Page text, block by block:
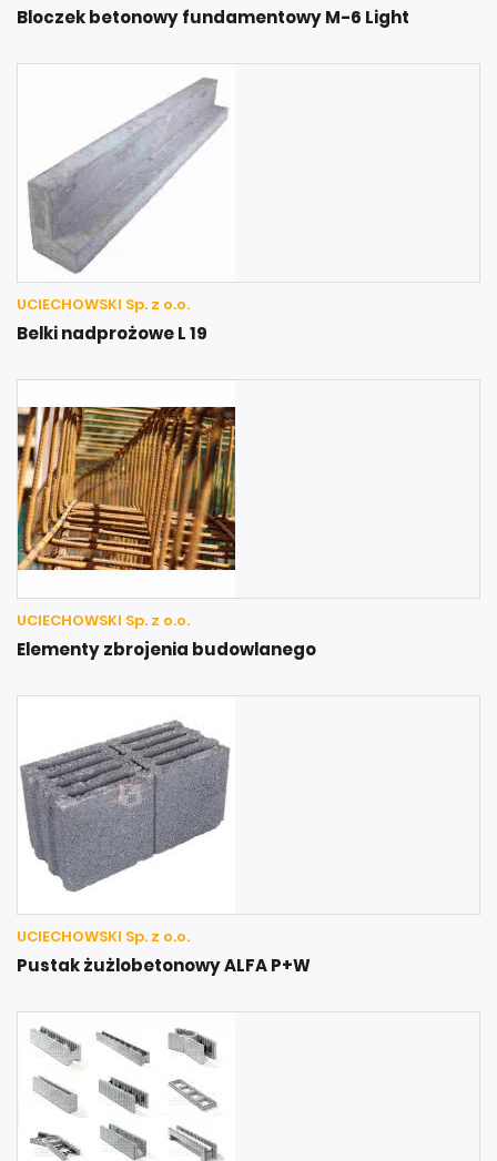
Bloczek betonowy fundamentowy M-6 Light
UCIECHOWSKI Sp. z o.o.
Belki nadprożowe L 19
UCIECHOWSKI Sp. z o.o.
Elementy zbrojenia budowlanego
UCIECHOWSKI Sp. z o.o.
Pustak żużlobetonowy ALFA P+W